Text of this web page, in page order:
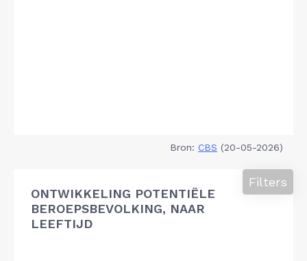
Bron: CBS (20-05-2026)
ONTWIKKELING POTENTIËLE
BEROEPSBEVOLKING, NAAR
LEEFTIJD
Filters